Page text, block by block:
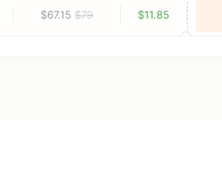
$67.15$79 $11.85